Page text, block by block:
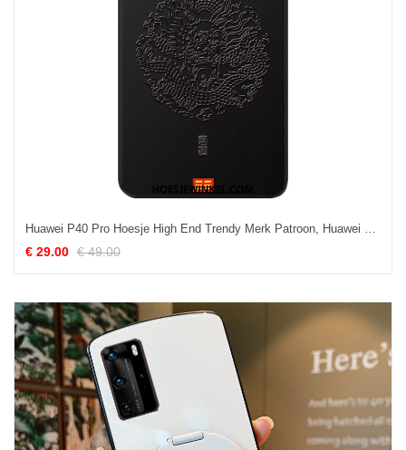
Huawei P40 Pro Hoesje High End Trendy Merk Patroon, Huawei P40 Pro Hoesje Bedrijf Mobiele Telefoon
€ 29.00 € 49.00